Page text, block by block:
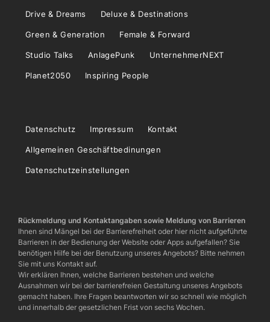
Drive & Dreams Deluxe & Destinations
Green & Generation Female & Forward
Studio Talks AnlagePunk UnternehmerNEXT
Planet2050 Inspiring People
Datenschutz Impressum Kontakt
Allgemeinen Geschäftbedinungen
Datenschutzeinstellungen
Rückmeldung und Kontaktangaben sowie Meldung von Barrieren
Ihnen sind Mängel bei der Barrierefreiheit oder hier nicht aufgeführte
Barrieren in der Bedienung der Website oder Apps aufgefallen? Sie
benötigen Hilfe bei der Benutzung unseres Angebots? Bitte nehmen
Sie mit uns Kontakt auf.
Wir erklären Ihnen, welche Barrieren bestehen und welche
Ausnahmen wir bei der barrierefreien Gestaltung unseres Angebots
gemacht haben. Ihre Fragen beantworten wir so schnell wie möglich
und innerhalb der gesetzlichen Frist von sechs Wochen.